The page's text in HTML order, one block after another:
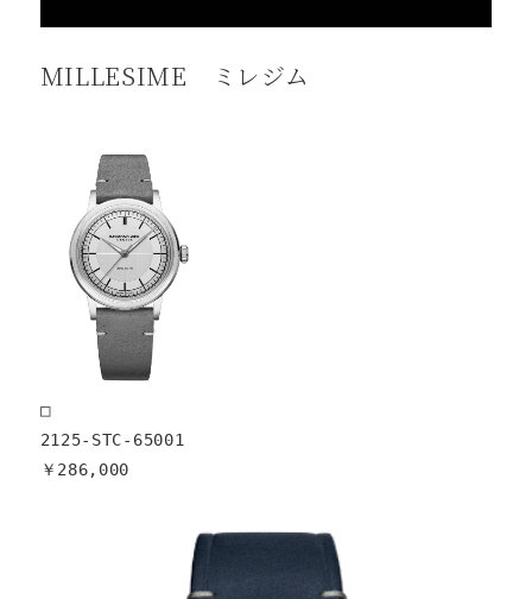
MILLESIME ミレジム
□
2125-STC-65001
￥286,000